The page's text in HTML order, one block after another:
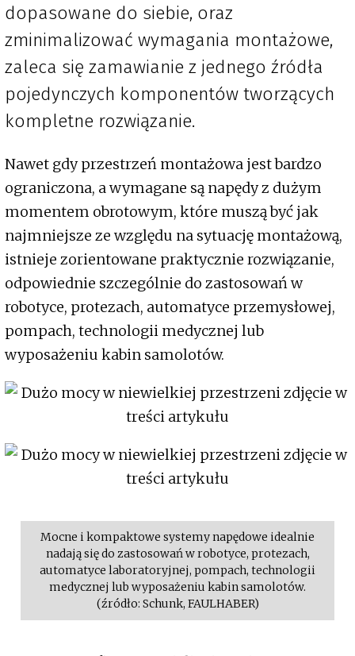
dopasowane do siebie, oraz
zminimalizować wymagania montażowe,
zaleca się zamawianie z jednego źródła
pojedynczych komponentów tworzących
kompletne rozwiązanie.
Nawet gdy przestrzeń montażowa jest bardzo
ograniczona, a wymagane są napędy z dużym
momentem obrotowym, które muszą być jak
najmniejsze ze względu na sytuację montażową,
istnieje zorientowane praktycznie rozwiązanie,
odpowiednie szczególnie do zastosowań w
robotyce, protezach, automatyce przemysłowej,
pompach, technologii medycznej lub
wyposażeniu kabin samolotów.
Mocne i kompaktowe systemy napędowe idealnie
nadają się do zastosowań w robotyce, protezach,
automatyce laboratoryjnej, pompach, technologii
medycznej lub wyposażeniu kabin samolotów.
(źródło: Schunk, FAULHABER)